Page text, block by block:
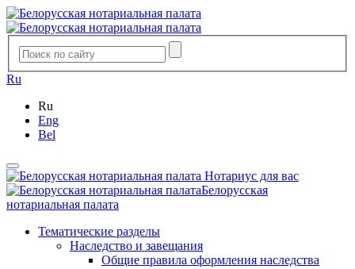
Ru
Ru
Eng
Bel
Нотариус для вас
Белорусская
нотариальная палата
Тематические разделы
Наследство и завещания
Общие правила оформления наследства